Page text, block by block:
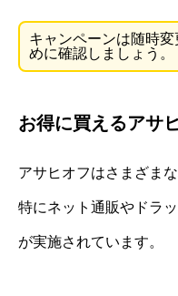
キャンペーンは随時
めに確認しましょう。
お得に買えるアサ
アサヒオフはさまざま
特にネット通販やドラ
が実施されています。